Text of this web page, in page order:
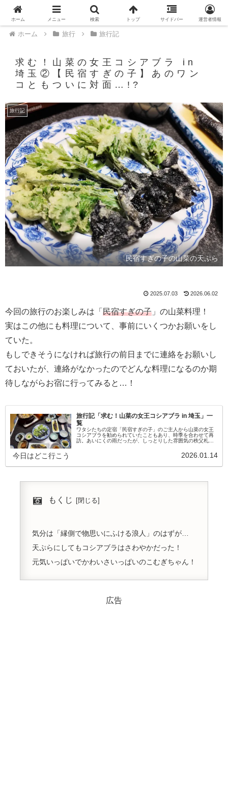
PR
ホーム 旅行 旅行記
求む！山菜の女王コシアブラ in
埼玉②【民宿すぎの子】あのワン
コともついに対面…!?
旅行記
民宿すぎの子の山菜の天ぷら
2025.07.03 2026.06.02
今回の旅行のお楽しみは「 民宿すぎの子 」の山菜料理！
実はこの他にも料理について、事前にいくつかお願いをし
ていた。
もしできそうになければ旅行の前日までに連絡をお願いし
ておいたが、連絡がなかったのでどんな料理になるのか期
待しながらお宿に行ってみると…！
旅行記「求む！山菜の女王コシアブラ in 埼玉」一
覧
ワタシたちの定宿「民宿すぎの子」のご主人から山菜の女王
コシアブラを勧められていたこともあり、時季を合わせて再
訪。あいにくの雨だったが、しっとりした雰囲気の秩父札所
今日はどこ行こう 2026.01.14
もくじ
気分は「縁側で物思いにふける浪人」のはずが…
天ぷらにしてもコシアブラはさわやかだった！
元気いっぱいでかわいさいっぱいのこむぎちゃん！
広告
ホーム メニュー 検索 トップ サイドバー 運営者情報